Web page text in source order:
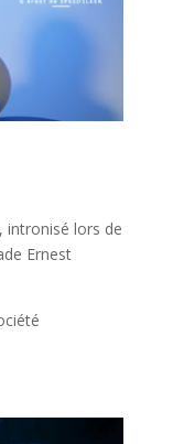
intronisé lors de
Ernest